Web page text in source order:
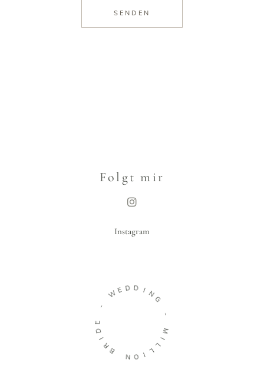
SENDEN
Folgt mir
Instagram
-
WE D D I N
G
-
M
I
L
L
I
O
N
B
R
D